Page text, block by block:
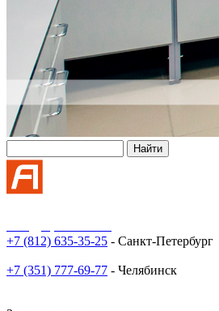
+7 (812) 635-35-25 - Санкт-Петербург
+7 (351) 777-69-77 - Челябинск